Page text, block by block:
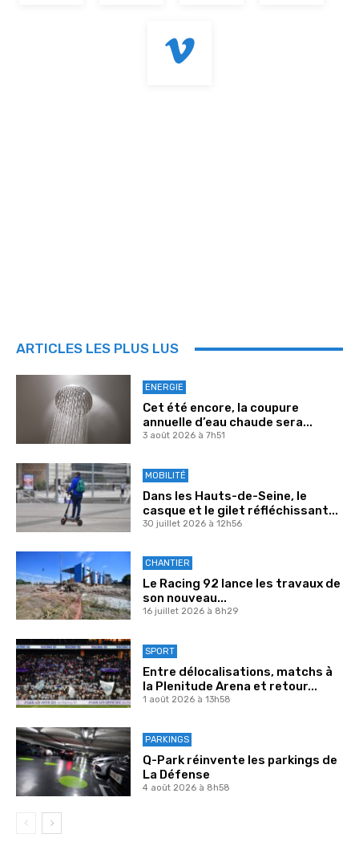
ARTICLES LES PLUS LUS
ENERGIE
Cet été encore, la coupure
annuelle d’eau chaude sera...
3 août 2026 à 7h51
MOBILITÉ
Dans les Hauts-de-Seine, le
casque et le gilet réfléchissant...
30 juillet 2026 à 12h56
CHANTIER
Le Racing 92 lance les travaux de
son nouveau...
16 juillet 2026 à 8h29
SPORT
Entre délocalisations, matchs à
la Plenitude Arena et retour...
1 août 2026 à 13h58
PARKINGS
Q-Park réinvente les parkings de
La Défense
4 août 2026 à 8h58